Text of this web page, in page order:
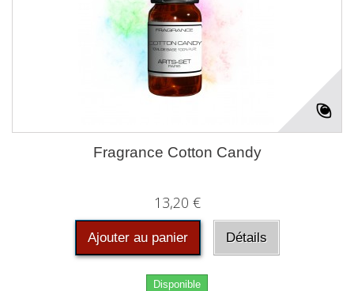
Fragrance Cotton Candy
13,20 €
Ajouter au panier Détails
Disponible